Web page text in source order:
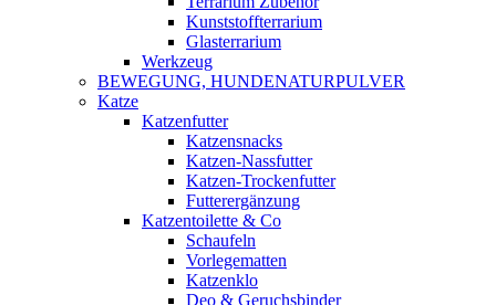
Kunststoffterrarium
Glasterrarium
Werkzeug
BEWEGUNG, HUNDENATURPULVER
Katze
Katzenfutter
Katzensnacks
Katzen-Nassfutter
Katzen-Trockenfutter
Futterergänzung
Katzentoilette & Co
Schaufeln
Vorlegematten
Katzenklo
Deo & Geruchsbinder